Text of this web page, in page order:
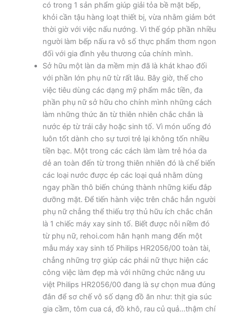
có trong 1 sản phẩm giúp giải tỏa bề mặt bếp,
khỏi cần tậu hàng loạt thiết bị, vừa nhằm giảm bớt
thời giờ với việc nấu nướng. Vì thế góp phần nhiều
người làm bếp nấu ra vô số thực phẩm thơm ngon
đối với gia đình yêu thương của chính mình.
Sở hữu một làn da mềm mịn đã là khát khao đối
với phần lớn phụ nữ từ rất lâu. Bây giờ, thế cho
việc tiêu dùng các dạng mỹ phẩm mắc tiền, đa
phần phụ nữ sở hữu cho chính mình những cách
làm những thức ăn từ thiên nhiên chắc chắn là
nước ép từ trái cây hoặc sinh tố. Vì món uống đó
luôn tốt dành cho sự tươi trẻ lại không tốn nhiều
tiền bạc. Một trong các cách làm làm trẻ hóa da
dẻ an toàn đến từ trong thiên nhiên đó là chế biến
các loại nước được ép các loại quả nhằm dùng
ngay phần thô biến chúng thành những kiểu đắp
dưỡng mặt. Để tiến hành việc trên chắc hẳn người
phụ nữ chẳng thể thiếu trợ thủ hữu ích chắc chắn
là 1 chiếc máy xay sinh tố. Biết được nỗi niềm đó
từ phụ nữ, rehoi.com hân hạnh mang đến một
mẫu máy xay sinh tố Philips HR2056/00 toàn tài,
chẳng những trợ giúp các phái nữ thực hiện các
công việc làm đẹp mà với những chức năng ưu
việt Philips HR2056/00 đang là sự chọn mua đúng
đắn để sơ chế vô số dạng đồ ăn như: thịt gia súc
gia cầm, tôm cua cá, đồ khô, rau củ quả…thậm chí